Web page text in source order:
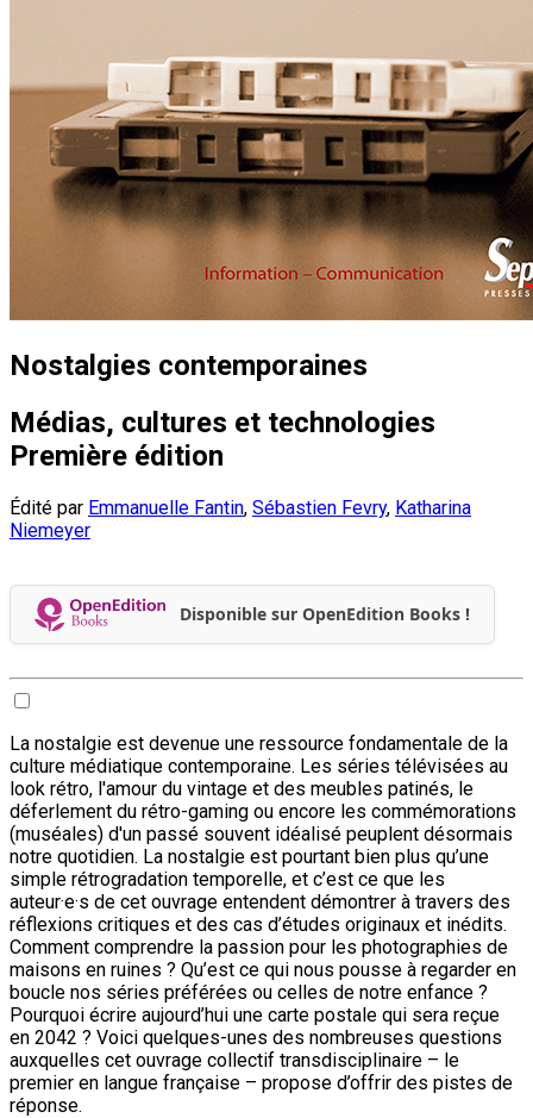
Nostalgies contemporaines
Médias, cultures et technologies
Première édition
Édité par Emmanuelle Fantin, Sébastien Fevry, Katharina
Niemeyer
Disponible sur OpenEdition Books !
La nostalgie est devenue une ressource fondamentale de la
culture médiatique contemporaine. Les séries télévisées au
look rétro, l'amour du vintage et des meubles patinés, le
déferlement du rétro-gaming ou encore les commémorations
(muséales) d'un passé souvent idéalisé peuplent désormais
notre quotidien. La nostalgie est pourtant bien plus qu’une
simple rétrogradation temporelle, et c’est ce que les
auteur·e·s de cet ouvrage entendent démontrer à travers des
réflexions critiques et des cas d’études originaux et inédits.
Comment comprendre la passion pour les photographies de
maisons en ruines ? Qu’est ce qui nous pousse à regarder en
boucle nos séries préférées ou celles de notre enfance ?
Pourquoi écrire aujourd’hui une carte postale qui sera reçue
en 2042 ? Voici quelques-unes des nombreuses questions
auxquelles cet ouvrage collectif transdisciplinaire – le
premier en langue française – propose d’offrir des pistes de
réponse.